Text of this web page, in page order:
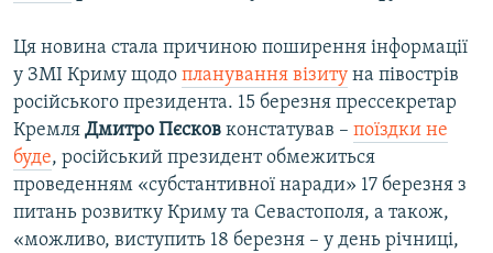
Ця новина стала причиною поширення інформації
у ЗМІ Криму щодо планування візиту на півострів
російського президента. 15 березня прессекретар
Кремля Дмитро Пєсков констатував – поїздки не
буде, російський президент обмежиться
проведенням «субстантивної наради» 17 березня з
питань розвитку Криму та Севастополя, а також,
«можливо, виступить 18 березня – у день річниці,